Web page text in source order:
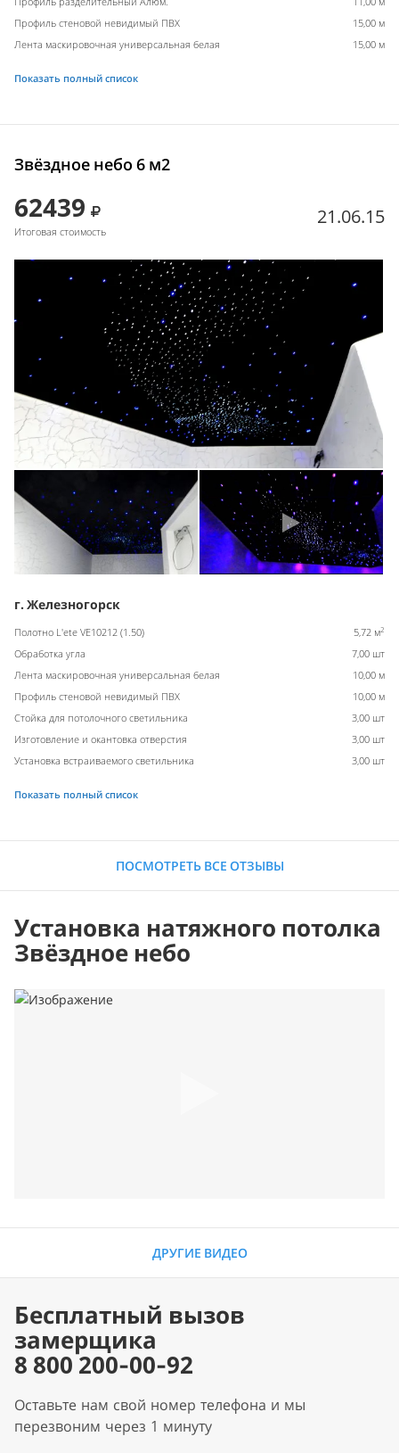
Профиль стеновой невидимый ПВХ
15,00 м
Лента маскировочная универсальная белая
15,00 м
Показать полный список
Звёздное небо 6 м2
62439
Итоговая стоимость
21.06.15
г. Железногорск
Полотно L'ete VE10212 (1.50) 5,72 м2
Обработка угла
7,00 шт
Лента маскировочная универсальная белая
10,00 м
Профиль стеновой невидимый ПВХ
10,00 м
Стойка для потолочного светильника
3,00 шт
Изготовление и окантовка отверстия
3,00 шт
Установка встраиваемого светильника
3,00 шт
Показать полный список
ПОСМОТРЕТЬ ВСЕ ОТЗЫВЫ
Установка натяжного потолка
Звёздное небо
ДРУГИЕ ВИДЕО
Бесплатный вызов
замерщика
8 800 200-00-92
Оставьте нам свой номер телефона и мы
перезвоним через 1 минуту